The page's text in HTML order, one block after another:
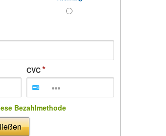
CVC
Bezahlmethode